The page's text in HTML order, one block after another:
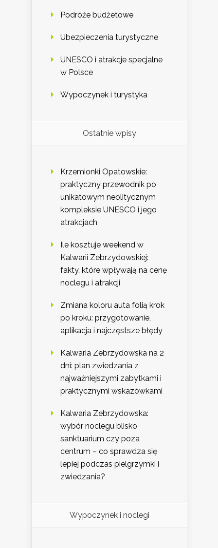
Podróże budżetowe
Ubezpieczenia turystyczne
UNESCO i atrakcje specjalne
w Polsce
Wypoczynek i turystyka
Ostatnie wpisy
Krzemionki Opatowskie:
praktyczny przewodnik po
unikatowym neolitycznym
kompleksie UNESCO i jego
atrakcjach
Ile kosztuje weekend w
Kalwarii Zebrzydowskiej:
fakty, które wpływają na cenę
noclegu i atrakcji
Zmiana koloru auta folią krok
po kroku: przygotowanie,
aplikacja i najczęstsze błędy
Kalwaria Zebrzydowska na 2
dni: plan zwiedzania z
najważniejszymi zabytkami i
praktycznymi wskazówkami
Kalwaria Zebrzydowska:
wybór noclegu blisko
sanktuarium czy poza
centrum – co sprawdza się
lepiej podczas pielgrzymki i
zwiedzania?
Wypoczynek i noclegi